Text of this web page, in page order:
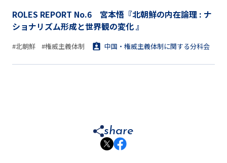
ROLES REPORT No.6 宮本悟『北朝鮮の内在論理 : ナ
ショナリズム形成と世界観の変化 』
#北朝鮮 #権威主義体制 中国・権威主義体制に関する分科会
share